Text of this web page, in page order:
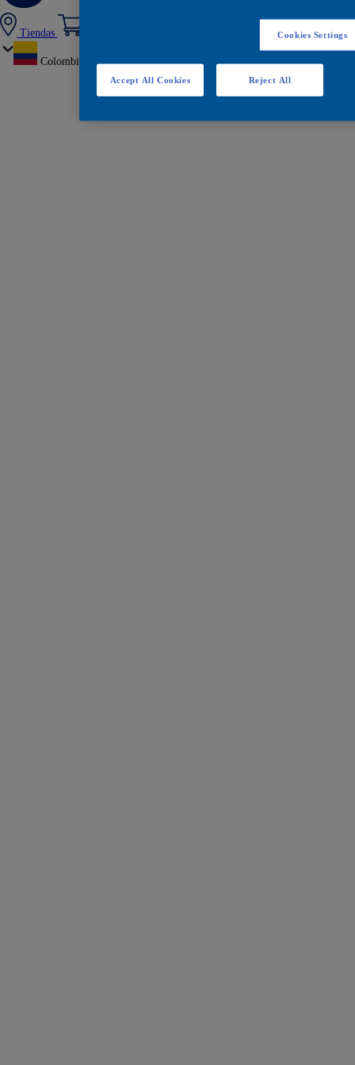
Tiendas
Colombia
Cookies Settings
Reject All
Accept All Cookies